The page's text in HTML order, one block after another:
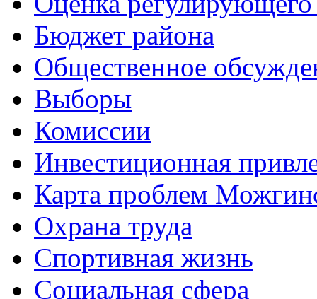
Бюджет района
Общественное
Выборы
Комиссии
Инвестиционная
Карта проблем
Охрана труда
Спортивная жизнь
Социальная сфера